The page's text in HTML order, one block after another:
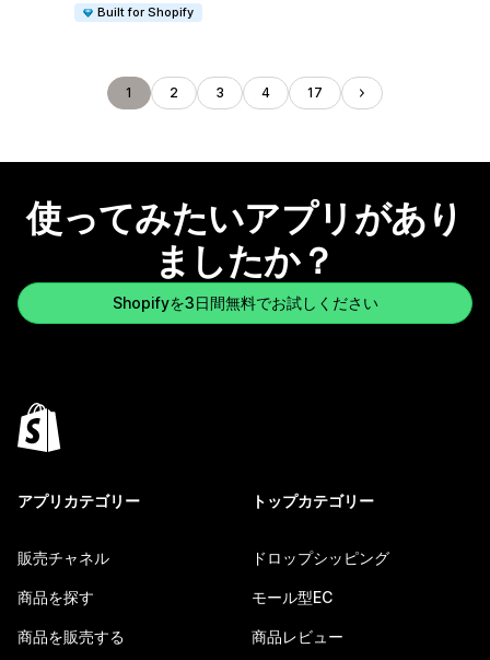
Built for Shopify
1 2 3 4 17
使ってみたいアプリがあり
ましたか？
Shopifyを3日間無料でお試しください
アプリカテゴリー
販売チャネル
商品を探す
商品を販売する
トップカテゴリー
ドロップシッピング
モール型EC
商品レビュー